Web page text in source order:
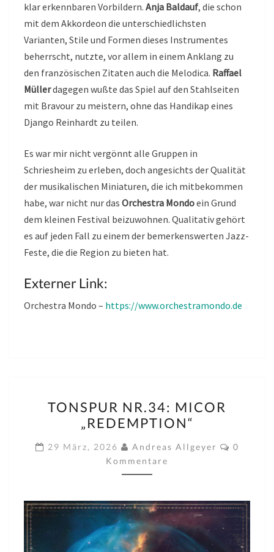
klar erkennbaren Vorbildern. Anja Baldauf, die schon
mit dem Akkordeon die unterschiedlichsten
Varianten, Stile und Formen dieses Instrumentes
beherrscht, nutzte, vor allem in einem Anklang zu
den französischen Zitaten auch die Melodica. Raffael
Müllerdagegen wußte das Spiel auf den Stahlseiten
mit Bravour zu meistern, ohne das Handikap eines
Django Reinhardt zu teilen.
Es war mir nicht vergönnt alle Gruppen in
Schriesheim zu erleben, doch angesichts der Qualität
der musikalischen Miniaturen, die ich mitbekommen
habe, war nicht nur das Orchestra Mondoein Grund
dem kleinen Festival beizuwohnen. Qualitativ gehört
es auf jeden Fall zu einem der bemerkenswerten Jazz-
Feste, die die Region zu bieten hat.
Externer Link:
Orchestra Mondo – https://www.orchestramondo.de
NR.34:
MICOR
„REDEMPTION“
TONSPUR NR.34: MICOR
„REDEMPTION“
29 März, 2026 Andreas Allgeyer
0
Kommentare